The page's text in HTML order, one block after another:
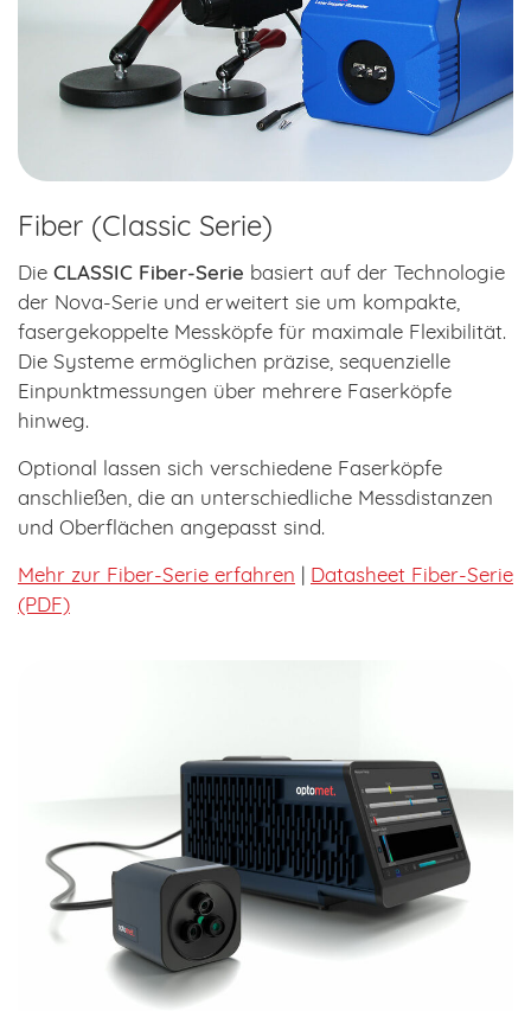
Fiber (Classic Serie)
Die CLASSIC Fiber-Serie basiert auf der Technologie
der Nova-Serie und erweitert sie um kompakte,
fasergekoppelte Messköpfe für maximale Flexibilität.
Die Systeme ermöglichen präzise, sequenzielle
Einpunktmessungen über mehrere Faserköpfe
hinweg.
Optional lassen sich verschiedene Faserköpfe
anschließen, die an unterschiedliche Messdistanzen
und Oberflächen angepasst sind.
Mehr zur Fiber-Serie erfahren | Datasheet Fiber-Serie
(PDF)